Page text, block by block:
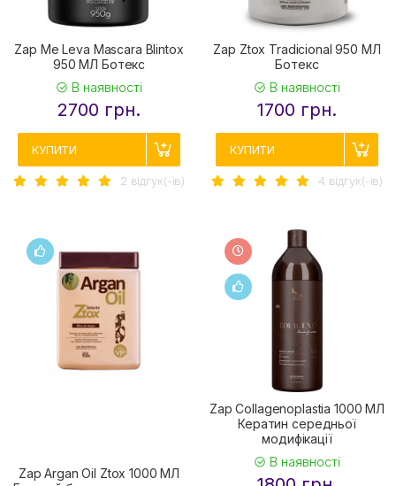
Zap Me Leva Mascara Blintox
950 МЛ Ботекс
В наявності
2700 грн.
КУПИТИ
2 вiдгук(-iв)
Zap Ztox Tradicional 950 МЛ
Ботекс
В наявності
1700 грн.
КУПИТИ
4 вiдгук(-iв)
Zap Argan Oil Ztox 1000 МЛ
Zap Collagenoplastia 1000 МЛ
Кератин середньої
модифікації
В наявності